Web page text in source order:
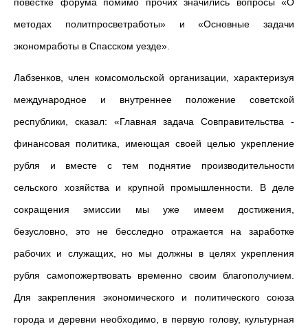
методах политпросветработы» и «Основные задачи
экономработы в Спасском уезде».
Лабзенков, член комсомольской организации, характеризуя
международное и внутреннее положение советской
республики, сказал: «Главная задача Совправительства -
финансовая политика, имеющая своей целью укрепление
рубля и вместе с тем поднятие производительности
сельского хозяйства и крупной промышленности. В деле
сокращения эмиссии мы уже имеем достижения,
безусловно, это не бесследно отражается на заработке
рабочих и служащих, но мы должны в целях укрепления
рубля самопожертвовать временно своим благополучием.
Для закрепления экономического и политического союза
города и деревни необходимо, в первую голову, культурная